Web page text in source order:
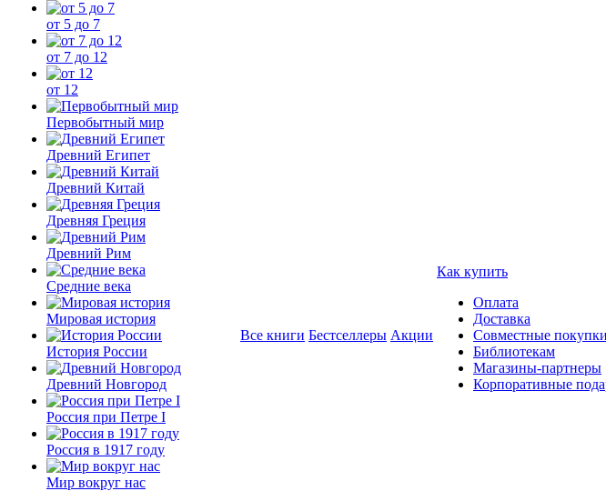
от 5 до 7
от 7 до 12
от 12
Первобытный мир
Древний Египет
Древний Китай
Древняя Греция
Древний Рим
Средние века
Мировая история
История России
Древний Новгород
Россия при Петре I
Россия в 1917 году
Мир вокруг нас
Все книги Бестселлеры Акции
Как купить
Оплата
Доставка
Совместные покупки
Библиотекам
Магазины-партнеры
Корпоративные